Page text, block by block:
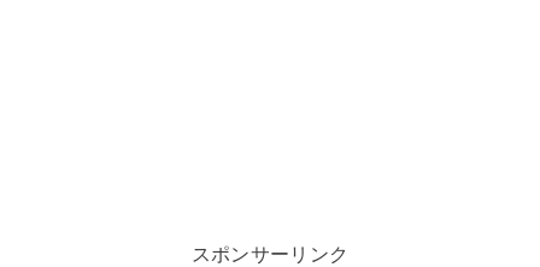
スポンサーリンク